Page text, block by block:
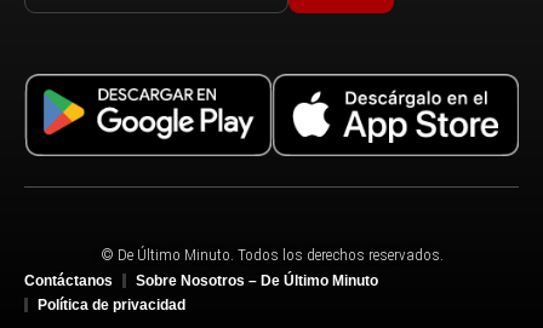
© De Último Minuto. Todos los derechos reservados.
Contáctanos
Sobre Nosotros – De Último Minuto
Política de privacidad